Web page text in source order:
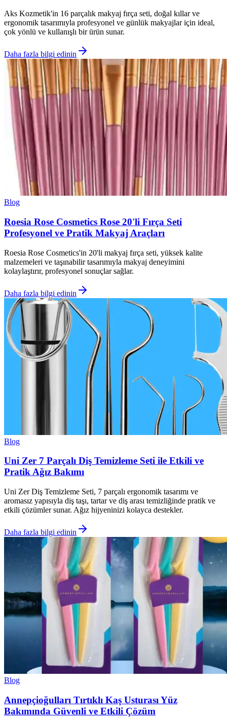
Aks Kozmetik'in 16 parçalık makyaj fırça seti, doğal kıllar ve
ergonomik tasarımıyla profesyonel ve günlük makyajlar için ideal,
çok yönlü ve kullanışlı bir ürün sunar.
Daha fazla bilgi edinin
Blog
Roesia Rose Cosmetics Rose 20'li Fırça Seti
Profesyonel ve Pratik Makyaj Araçları
Roesia Rose Cosmetics'in 20'li makyaj fırça seti, yüksek kalite
malzemeleri ve taşınabilir tasarımıyla makyaj deneyimini
kolaylaştırır, profesyonel sonuçlar sağlar.
Daha fazla bilgi edinin
Blog
Uni Zer 7 Parçalı Diş Temizleme Seti ile Etkili ve
Pratik Ağız Bakımı
Uni Zer Diş Temizleme Seti, 7 parçalı ergonomik tasarımı ve
aromasız yapısıyla diş taşı, tartar ve diş arası temizliğinde pratik ve
etkili çözümler sunar. Ağız hijyeninizi kolayca destekler.
Daha fazla bilgi edinin
Blog
Annepçioğulları Tırtıklı Kaş Usturası Yüz
Bakımında Güvenli ve Etkili Çözüm